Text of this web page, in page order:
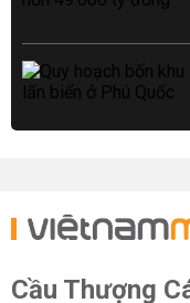
Cầu Thượng